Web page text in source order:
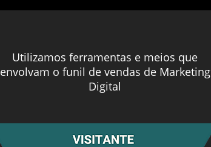
Utilizamos ferramentas e meios que
envolvam o funil de vendas de Marketing
Digital